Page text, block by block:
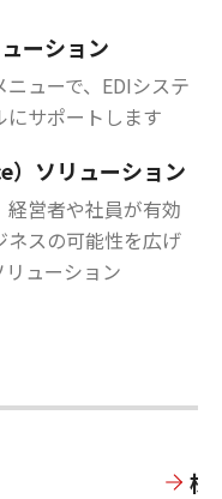
ーション
ューで、EDIシステ
サポートします
ソリューション
営者や社員が有効
スの可能性を広げ
ューション
株